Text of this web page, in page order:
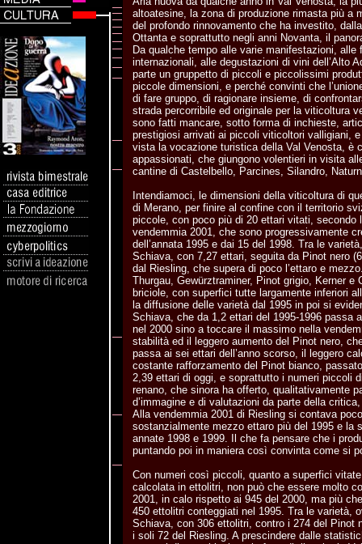
altoatesine, la zona di produzione rimasta più a
del profondo rinnovamento che ha investito,
Ottanta e soprattutto negli anni Novanta, il
Da qualche tempo alle varie manifestazioni, alle
internazionali, alle degustazioni di vini dell’Alto
parte un gruppetto di piccoli e piccolissimi
piccole dimensioni, e perché convinti che
di fare gruppo, di ragionare insieme, di
strada percorribile ed originale per la viticoltura
sono fatti mancare, sotto forma di inchieste,
prestigiosi arrivati ai piccoli viticoltori valligiani,
vista la vocazione turistica della Val Venosta, è
appassionati, che giungono volentieri in visita
cantine di Castelbello, Parcines, Silandro,
Intendiamoci, le dimensioni della viticoltura di
di Merano, per finire al confine con il territorio
piccole, con poco più di 20 ettari vitati, secondo
vendemmia 2001, che sono progressivamente
dell’annata 1995 e dai 15 del 1998. Tra le
Schiava, con 7,27 ettari, seguita da Pinot nero
dal Riesling, che supera di poco l’ettaro e
Thurgau, Gewürztraminer, Pinot grigio, Kerner e
briciole, con superfici tutte largamente inferiori
la diffusione delle varietà dal 1995 in poi si
Schiava, che da 1,2 ettari del 1995-1996 passa
nel 2000 sino a toccare il massimo nella
stabilità ed il leggero aumento del Pinot nero,
passa ai sei ettari dell’anno scorso, il leggero
costante rafforzamento del Pinot bianco,
2,39 ettari di oggi, e soprattutto i numeri piccoli
renano, che sinora ha offerto, qualitativamente
d’immagine e di valutazioni da parte della
Alla vendemmia 2001 di Riesling si contava
sostanzialmente mezzo ettaro più del 1995 e la
annate 1998 e 1999. Il che fa pensare che i
puntando poi in maniera così convinta come si
Con numeri così piccoli, quanto a superfici
calcolata in ettolitri, non può che essere molto
2001, in calo rispetto ai 945 del 2000, ma più
450 ettolitri conteggiati nel 1995. Tra le varietà,
Schiava, con 306 ettolitri, contro i 274 del Pinot
i soli 72 del Riesling. A prescindere dalle